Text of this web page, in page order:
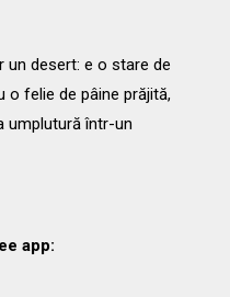
un desert: e o stare de
felie de pâine prăjită,
umplutură într-un
app: